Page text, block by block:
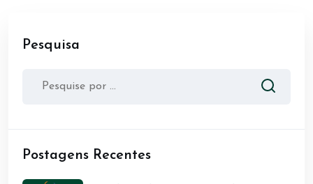
Pesquisa
Postagens Recentes